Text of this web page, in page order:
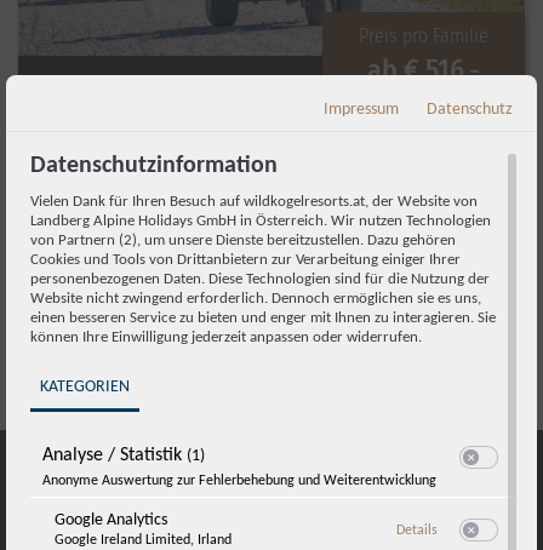
Preis pro Familie
ab€ 516,-
03.06.2026 - 02.11.2026
2 Nächte
zum Angebot
Impressum Datenschutz
Datenschutzinformation
Vielen Dank für Ihren Besuch auf wildkogelresorts.at, der Website von
Landberg Alpine Holidays GmbH in Österreich. Wir nutzen Technologien
von Partnern (2), um unsere Dienste bereitzustellen. Dazu gehören
Cookies und Tools von Drittanbietern zur Verarbeitung einiger Ihrer
personenbezogenen Daten. Diese Technologien sind für die Nutzung der
Website nicht zwingend erforderlich. Dennoch ermöglichen sie es uns,
einen besseren Service zu bieten und enger mit Ihnen zu interagieren. Sie
können Ihre Einwilligung jederzeit anpassen oder widerrufen.
KATEGORIEN
Analyse / Statistik (1)
Anonyme Auswertung zur Fehlerbehebung und Weiterentwicklung
Google Analytics
Google Ireland Limited, Irland
Details zu Google